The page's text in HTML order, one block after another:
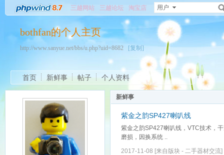
三越网站 三越论坛 淘宝店 用户
bothfan的个人主页
http://www.sanyue.net/bbs/u.php?uid=8682 [复制]
首页 新鲜事 帖子 个人资料
新鲜事
紫金之韵SP427喇叭线
紫金之韵SP427喇叭线，VTC技术，
磨损，因换系统 ..
2017-11-08 [来自版块 - 二手器材交流]